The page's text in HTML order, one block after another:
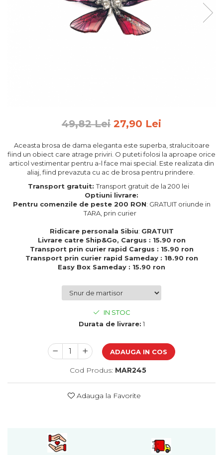
Tablouri personalizate
Rame foto din lemn
Camion din lemn
Aromaterapie
Papioane din lemn
Decoratiuni pentru casa
Genti si portofele barbati din
Cadouri de Paste
Produse personalizate pentru
nunti si botezuri
Cadouri personalizate pentru
Cadouri pentru EL
Cadouri pentru iubit
Cadouri pentru iubita
Cadouri pentru mama
Cadouri pentru tata
Cadouri personalizate pentru nasi
49,82 Lei 27,90 Lei
Aceasta brosa de dama eleganta este superba, stralucitoare
fiind un obiect care atrage priviri. O puteti folosi la aproape orice
articol vestimentar pentru a-l face mai special. Este realizata din
aliaj, fiind prevazuta cu ac de brosa pentru prindere.
Transport gratuit:Transport gratuit de la 200 lei
Optiuni livrare:
Pentru comenzile de peste 200 RON: GRATUIT oriunde in
TARA, prin curier
Ridicare personala Sibiu: GRATUIT
Livrare catre Ship&Go, Cargus : 15.90 ron
Transport prin curier rapid Cargus : 15.90 ron
Transport prin curier rapid Sameday : 18.90 ron
Easy Box Sameday : 15.90 ron
IN STOC
Durata de livrare: 1
ADAUGA IN COS
Cod Produs: MAR245
Adauga la Favorite